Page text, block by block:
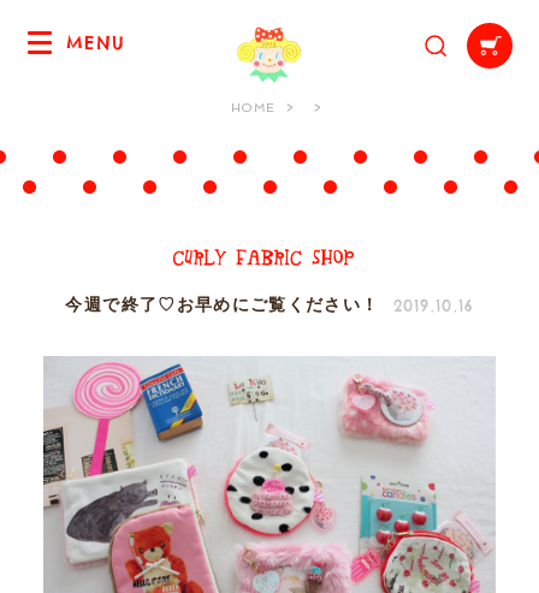
MENU
HOME
今週で終了♡お早めにご覧ください！ 2019.10.16